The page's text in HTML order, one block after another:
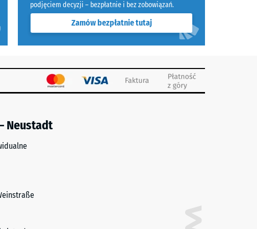
podjęciem decyzji – bezpłatnie i bez zobowiązań.
Zamów bezpłatnie tutaj
Neustadt